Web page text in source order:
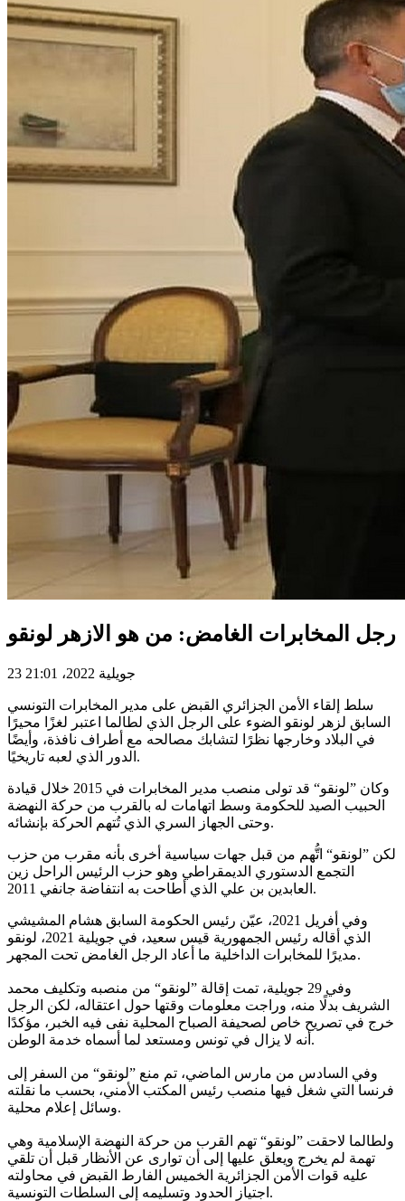
رجل المخابرات الغامض: من هو الازهر لونقو
23 جويلية 2022، 21:01
سلط إلقاء الأمن الجزائري القبض على مدير المخابرات التونسي
السابق لزهر لونقو الضوء على الرجل الذي لطالما اعتبر لغزًا محيرًا
في البلاد وخارجها نظرًا لتشابك مصالحه مع أطراف نافذة، وأيضًا
الدور الذي لعبه تاريخيًا.
وكان ”لونقو“ قد تولى منصب مدير المخابرات في 2015 خلال قيادة
الحبيب الصيد للحكومة وسط اتهامات له بالقرب من حركة النهضة
وحتى الجهاز السري الذي تُتهم الحركة بإنشائه.
لكن ”لونقو“ اتُّهم من قبل جهات سياسية أخرى بأنه مقرب من حزب
التجمع الدستوري الديمقراطي وهو حزب الرئيس الراحل زين
العابدين بن علي الذي أطاحت به انتفاضة جانفي 2011.
وفي أفريل 2021، عيّن رئيس الحكومة السابق هشام المشيشي
الذي أقاله رئيس الجمهورية قيس سعيد، في جويلية 2021، لونقو
مديرًا للمخابرات الداخلية ما أعاد الرجل الغامض تحت المجهر.
وفي 29 جويلية، تمت إقالة ”لونقو“ من منصبه وتكليف محمد
الشريف بدلًا منه، وراجت معلومات وقتها حول اعتقاله، لكن الرجل
خرج في تصريح خاص لصحيفة الصباح المحلية نفى فيه الخبر، مؤكدًا
أنه لا يزال في تونس ومستعد لما أسماه خدمة الوطن.
وفي السادس من مارس الماضي، تم منع ”لونقو“ من السفر إلى
فرنسا التي شغل فيها منصب رئيس المكتب الأمني، بحسب ما نقلته
وسائل إعلام محلية.
ولطالما لاحقت ”لونقو“ تهم القرب من حركة النهضة الإسلامية وهي
تهمة لم يخرج ويعلق عليها إلى أن توارى عن الأنظار قبل أن تلقي
عليه قوات الأمن الجزائرية الخميس الفارط القبض في محاولته
اجتياز الحدود وتسليمه إلى السلطات التونسية.